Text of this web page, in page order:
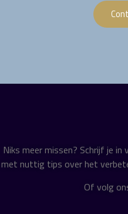
Niks meer missen? Schrijf je
met nuttig tips over het
Of volg